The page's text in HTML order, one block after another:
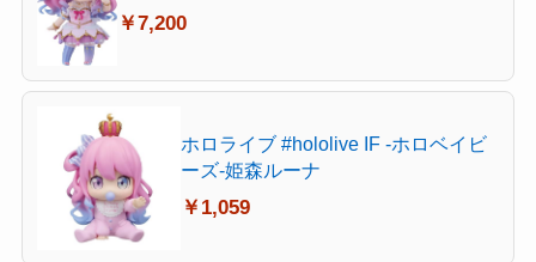
済み可動フィギュア
￥7,200
ホロライブ #hololive IF -ホロベイビ
ーズ-姫森ルーナ
￥1,059